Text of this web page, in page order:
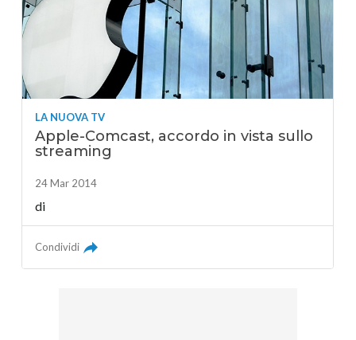
LA NUOVA TV
Apple-Comcast, accordo in vista sullo
streaming
24 Mar 2014
di
Condividi